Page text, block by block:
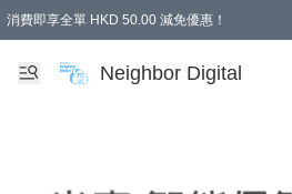
消費即享全單 HKD 50.00 減免優惠！
Neighbor Digital